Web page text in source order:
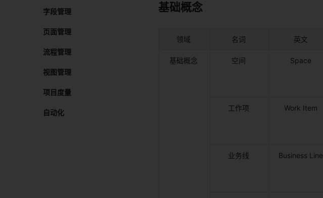
字段管理​
页面管理​
流程管理​
视图管理​
项目度量​
自动化​
基础概念
领域 名词 英文
基础概念 空间 Space
工作项 Work Item
业务线 Business Line